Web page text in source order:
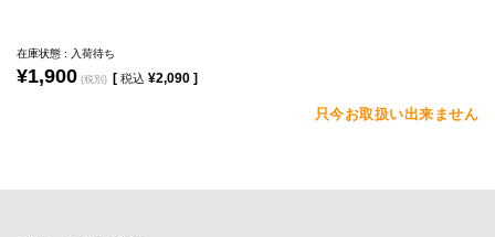
在庫状態 : 入荷待ち
¥1,900 (税別) [ 税込 ¥2,090 ]
只今お取扱い出来ません